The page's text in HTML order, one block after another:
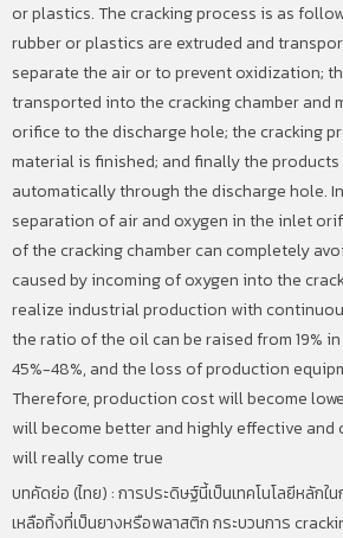
or plastics. The cracking process is as
rubber or plastics are extruded and
separate the air or to prevent oxidization;
transported into the cracking chamber and
orifice to the discharge hole; the cracking
material is finished; and finally the
automatically through the discharge hole.
separation of air and oxygen in the inlet
of the cracking chamber can completely
caused by incoming of oxygen into the
realize industrial production with
the ratio of the oil can be raised from 19%
45%-48%, and the loss of production
Therefore, production cost will become
will become better and highly effective
will really come true
บทคัดย่อ (ไทย) :การประดิษฐ์นี้เป็นเทคโนโลยีหลักใ
เหลือทิ้งที่เป็นยางหรือพลาสติก กระบวนการ